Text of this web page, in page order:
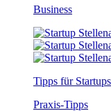
Business
Tipps für
Praxis-Tipps